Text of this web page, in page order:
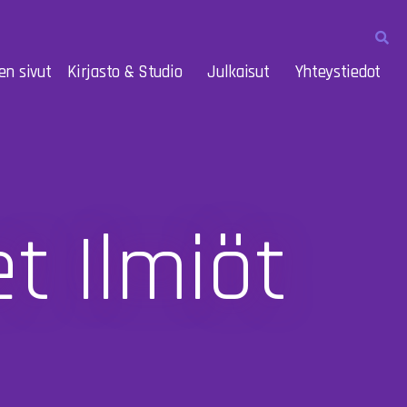
sivut Kirjasto & Studio Julkaisut Yhteystiedot
Ilmiöt